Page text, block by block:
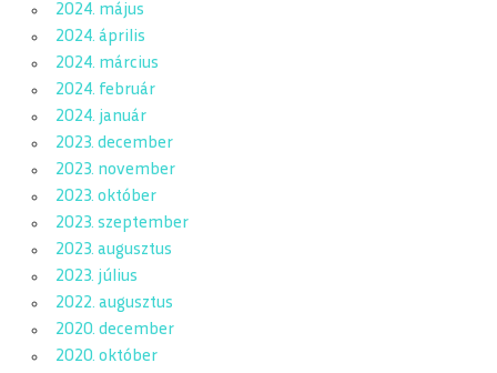
2024. május
2024. április
2024. március
2024. február
2024. január
2023. december
2023. november
2023. október
2023. szeptember
2023. augusztus
2023. július
2022. augusztus
2020. december
2020. október